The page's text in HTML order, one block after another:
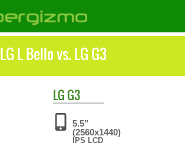
LG L Bello vs. LG G3
LG G3
5.5"
(2560x1440)
IPS LCD